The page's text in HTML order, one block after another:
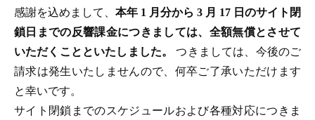
感謝を込めまして、 本年 1 月分から 3 月 17 日のサイト閉
鎖日までの反響課金につきましては、全額無償とさせて
いただくことといたしました。つきましては、今後のご
請求は発生いたしませんので、何卒ご了承いただけます
と幸いです。
サイト閉鎖までのスケジュールおよび各種対応につきま